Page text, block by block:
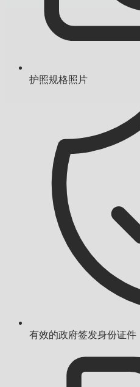
护照规格照片
有效的政府签发身份证件